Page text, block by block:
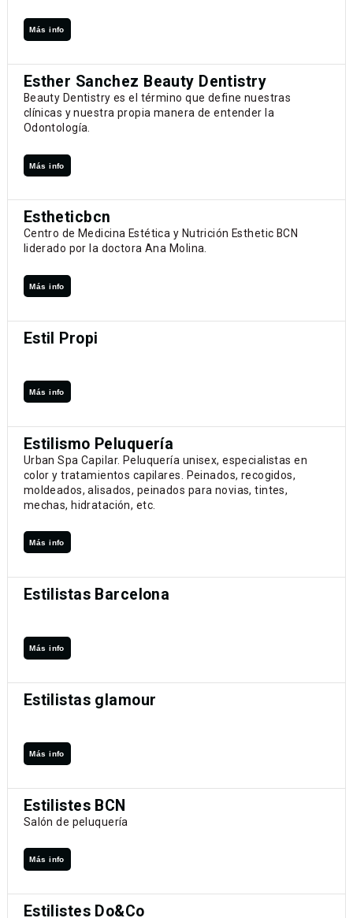
Más info
Esther Sanchez Beauty Dentistry
Beauty Dentistry es el término que define nuestras
clínicas y nuestra propia manera de entender la
Odontología.
Más info
Estheticbcn
Centro de Medicina Estética y Nutrición Esthetic BCN
liderado por la doctora Ana Molina.
Más info
Estil Propi
Más info
Estilismo Peluquería
Urban Spa Capilar. Peluquería unisex, especialistas en
color y tratamientos capilares. Peinados, recogidos,
moldeados, alisados, peinados para novias, tintes,
mechas, hidratación, etc.
Más info
Estilistas Barcelona
Más info
Estilistas glamour
Más info
Estilistes BCN
Salón de peluquería
Más info
Estilistes Do&Co